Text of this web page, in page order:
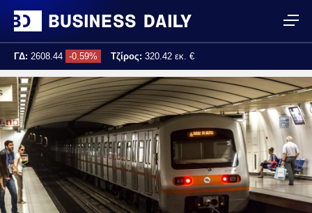
ΓΔ: 2608.44 -0.59% Τζίρος: 320.42 εκ. €
Τελ. ενημέρωση: 17:25:02